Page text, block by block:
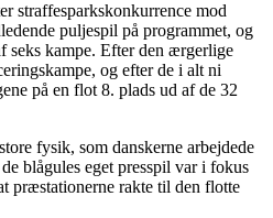
straffesparkskonkurrence mod
puljespil på programmet, og
seks kampe. Efter den ærgerlige
og efter de i alt ni
på en flot 8. plads ud af de 32
fysik, som danskerne arbejdede
blågules eget presspil var i fokus
præstationerne rakte til den flotte